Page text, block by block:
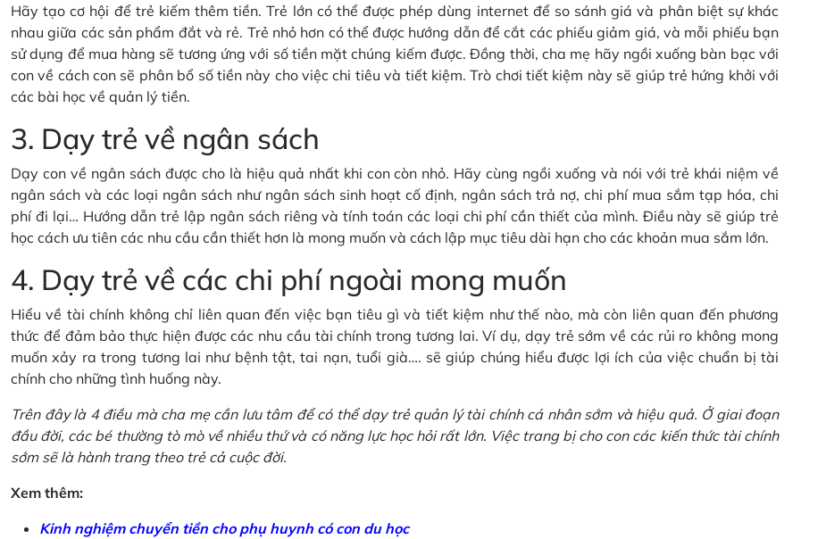
Hãy tạo cơ hội để trẻ kiếm thêm tiền. Trẻ lớn có thể được phép dùng internet để so sánh giá và phân biệt sự khác
nhau giữa các sản phẩm đắt và rẻ. Trẻ nhỏ hơn có thể được hướng dẫn để cắt các phiếu giảm giá, và mỗi phiếu bạn
sử dụng để mua hàng sẽ tương ứng với số tiền mặt chúng kiếm được. Đồng thời, cha mẹ hãy ngồi xuống bàn bạc với
con về cách con sẽ phân bổ số tiền này cho việc chi tiêu và tiết kiệm. Trò chơi tiết kiệm này sẽ giúp trẻ hứng khởi với
các bài học về quản lý tiền.
3. Dạy trẻ về ngân sách
Dạy con về ngân sách được cho là hiệu quả nhất khi con còn nhỏ. Hãy cùng ngồi xuống và nói với trẻ khái niệm về
ngân sách và các loại ngân sách như ngân sách sinh hoạt cố định, ngân sách trả nợ, chi phí mua sắm tạp hóa, chi
phí đi lại… Hướng dẫn trẻ lập ngân sách riêng và tính toán các loại chi phí cần thiết của mình. Điều này sẽ giúp trẻ
học cách ưu tiên các nhu cầu cần thiết hơn là mong muốn và cách lập mục tiêu dài hạn cho các khoản mua sắm lớn.
4. Dạy trẻ về các chi phí ngoài mong muốn
Hiểu về tài chính không chỉ liên quan đến việc bạn tiêu gì và tiết kiệm như thế nào, mà còn liên quan đến phương
thức để đảm bảo thực hiện được các nhu cầu tài chính trong tương lai. Ví dụ, dạy trẻ sớm về các rủi ro không mong
muốn xảy ra trong tương lai như bệnh tật, tai nạn, tuổi già…. sẽ giúp chúng hiểu được lợi ích của việc chuẩn bị tài
chính cho những tình huống này.
Trên đây là 4 điều mà cha mẹ cần lưu tâm để có thể dạy trẻ quản lý tài chính cá nhân sớm và hiệu quả. Ở giai đoạn
đầu đời, các bé thường tò mò về nhiều thứ và có năng lực học hỏi rất lớn. Việc trang bị cho con các kiến thức tài chính
sớm sẽ là hành trang theo trẻ cả cuộc đời.
Xem thêm:
Kinh nghiệm chuyển tiền cho phụ huynh có con du học